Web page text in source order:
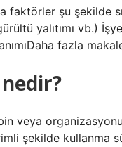
şu şekilde
yalıtımı vb.)
fazla
veya
şekilde kullanma